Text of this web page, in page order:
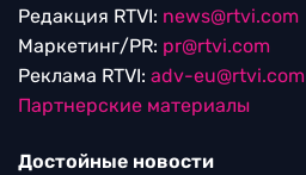
Редакция RTVI: news@rtvi.com
Маркетинг/PR: pr@rtvi.com
Реклама RTVI: adv-eu@rtvi.com
Партнерские материалы
Достойные новости